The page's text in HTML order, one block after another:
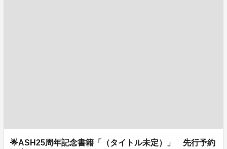
🌟ASH25周年記念書籍「（タイトル未定）」 先行予約